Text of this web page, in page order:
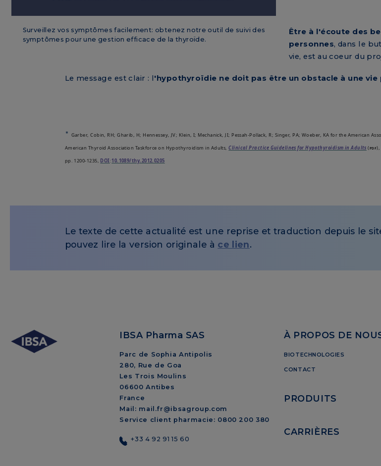
Surveillez vos symptômes facilement: obtenez notre outil de suivi des
symptômes pour une gestion efficace de la thyroïde.
Être à l'écoute des
personnes, dans le
vie, est au coeur du
Le message est clair : l 'hypothyroïdie ne doit pas être un obstacle à une vie
* Garber, Cobin, RH; Gharib, H; Hennessey, JV; Klein, I; Mechanick, JI; Pessah-Pollack, R; Singer, PA; Woeber, KA for the American
American Thyroid Association Taskforce on Hypothyroidism in Adults,Clinical Practice Guidelines for Hypothyroidism in Adults (PDF),
pp. 1200-1235, DOI:10.1089/thy.2012.0205
Le texte de cette actualité est une reprise et traduction depuis le
pouvez lire la version originale à ce lien.
IBSA Pharma SAS
Parc de Sophia Antipolis
280, Rue de Goa
Les Trois Moulins
06600 Antibes
France
Mail: mail.fr@ibsagroup.com
Service client pharmacie: 0800 200 380
+33 4 92 91 15 60
À PROPOS DE
BIOTECHNOLOGIES
CONTACT
PRODUITS
CARRIÈRES